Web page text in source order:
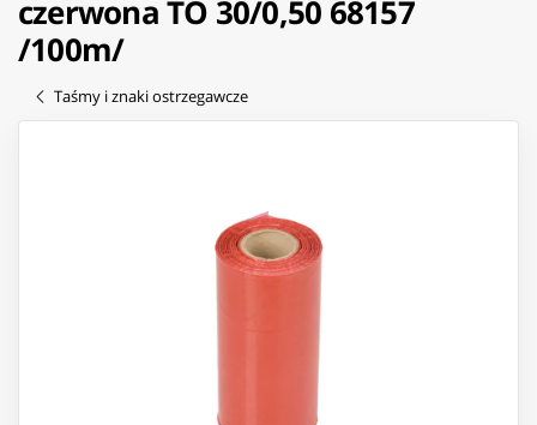
czerwona TO 30/0,50 68157
/100m/
Taśmy i znaki ostrzegawcze